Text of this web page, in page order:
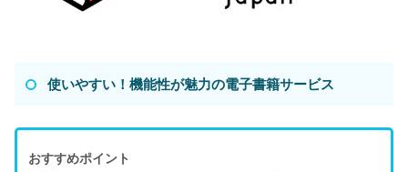
使いやすい！機能性が魅力の電子書籍サービス
おすすめポイント